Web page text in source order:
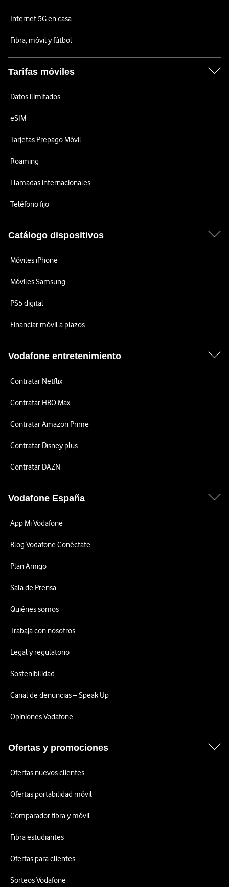
Internet 5G en casa
Fibra, móvil y fútbol
Tarifas móviles
Datos ilimitados
eSIM
Tarjetas Prepago Móvil
Roaming
Llamadas internacionales
Teléfono fijo
Catálogo dispositivos
Móviles iPhone
Móviles Samsung
PS5 digital
Financiar móvil a plazos
Vodafone entretenimiento
Contratar Netflix
Contratar HBO Max
Contratar Amazon Prime
Contratar Disney plus
Contratar DAZN
Vodafone España
App Mi Vodafone
Blog Vodafone Conéctate
Plan Amigo
Sala de Prensa
Quiénes somos
Trabaja con nosotros
Legal y regulatorio
Sostenibilidad
Canal de denuncias – Speak Up
Opiniones Vodafone
Ofertas y promociones
Ofertas nuevos clientes
Ofertas portabilidad móvil
Comparador fibra y móvil
Fibra estudiantes
Ofertas para clientes
Sorteos Vodafone